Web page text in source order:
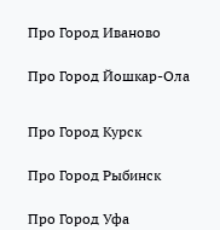
Про Город Иваново
Про Город Йошкар-Ола
Про Город Курск
Про Город Рыбинск
Про Город Уфа